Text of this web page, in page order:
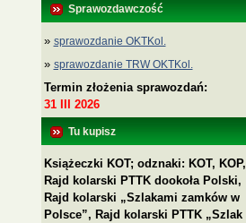
Sprawozdawczość
» sprawozdanie OKTKol.
» sprawozdanie TRW OKTKol.
Termin złożenia sprawozdań:
31 III 2026
Tu kupisz
Książeczki KOT; odznaki: KOT, KOP,
Rajd kolarski PTTK dookoła Polski,
Rajd kolarski „Szlakami zamków w
Polsce”, Rajd kolarski PTTK „Szlak